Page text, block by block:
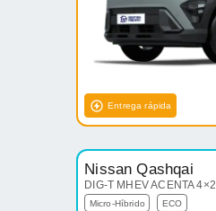
Entrega rápida
Nissan Qashqai
DIG-T MHEV ACENTA 4×2
Micro-Híbrido ECO